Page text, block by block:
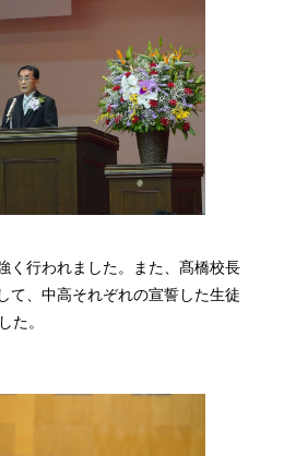
く行われました。また、髙橋校長
て、中高それぞれの宣誓した生徒
た。